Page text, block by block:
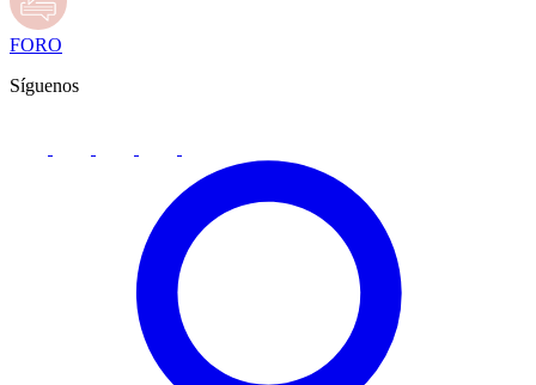
FORO
Síguenos